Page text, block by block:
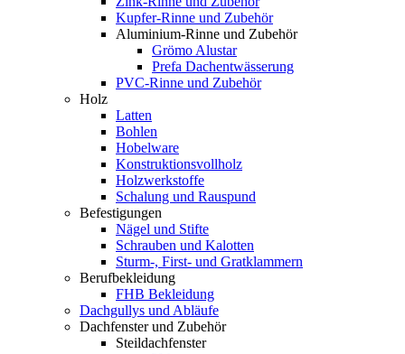
Kupfer-Rinne und Zubehör
Aluminium-Rinne und Zubehör
Grömo Alustar
Prefa Dachentwässerung
PVC-Rinne und Zubehör
Holz
Latten
Bohlen
Hobelware
Konstruktionsvollholz
Holzwerkstoffe
Schalung und Rauspund
Befestigungen
Nägel und Stifte
Schrauben und Kalotten
Sturm-, First- und Gratklammern
Berufbekleidung
FHB Bekleidung
Dachgullys und Abläufe
Dachfenster und Zubehör
Steildachfenster